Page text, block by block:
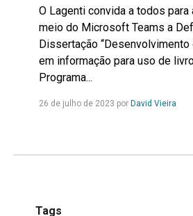
O Lagenti convida a todos para
meio do Microsoft Teams a
Dissertação
em informação para uso de
Programa...
26 de julho de 2023 por David VieiraLeia
Tags